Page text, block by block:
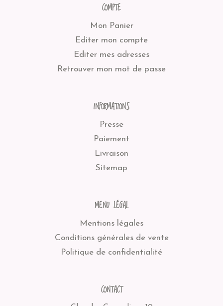
COMPTE
Mon Panier
Editer mon compte
Editer mes adresses
Retrouver mon mot de passe
INFORMATIONS
Presse
Paiement
Livraison
Sitemap
MENU LÉGAL
Mentions légales
Conditions générales de vente
Politique de confidentialité
CONTACT